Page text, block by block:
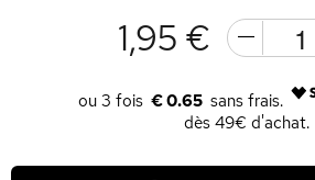
1,95 €
€ 0.65
dès 49€ d'achat.